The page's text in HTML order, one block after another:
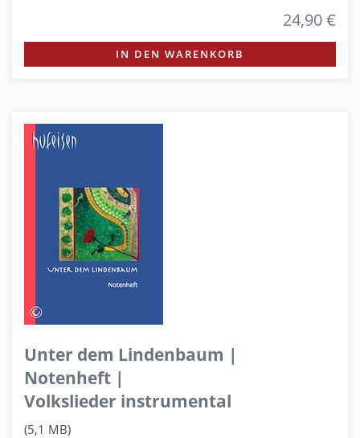
24,90 €
IN DEN WARENKORB
Unter dem Lindenbaum |
Notenheft |
Volkslieder instrumental
(5,1 MB)